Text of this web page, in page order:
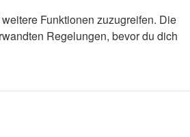
Funktionen zuzugreifen. Die
Regelungen, bevor du dich